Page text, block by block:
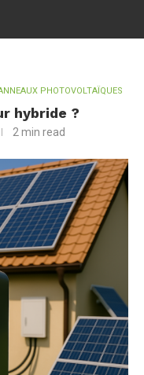
PHOTOVOLTAÏQUES
hybride ?
2 min read